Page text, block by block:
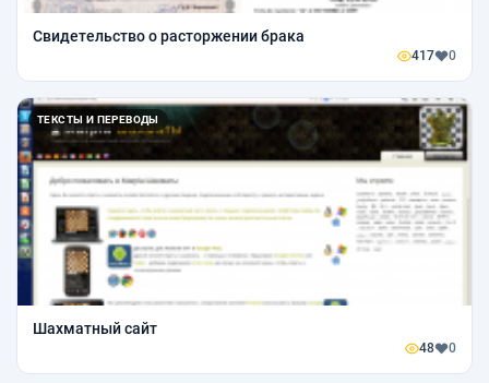
Свидетельство о расторжении брака
417 0
ТЕКСТЫ И ПЕРЕВОДЫ
Шахматный сайт
48 0